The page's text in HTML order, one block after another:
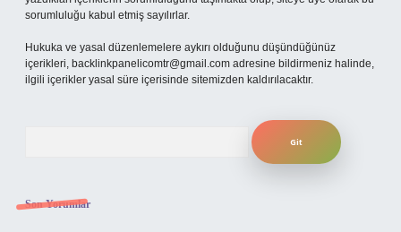
sorumluluğu kabul etmiş sayılırlar.
Hukuka ve yasal düzenlemelere aykırı olduğunu düşündüğünüz
içerikleri, backlinkpanelicomtr@gmail.com adresine bildirmeniz halinde,
ilgili içerikler yasal süre içerisinde sitemizden kaldırılacaktır.
Son Yorumlar